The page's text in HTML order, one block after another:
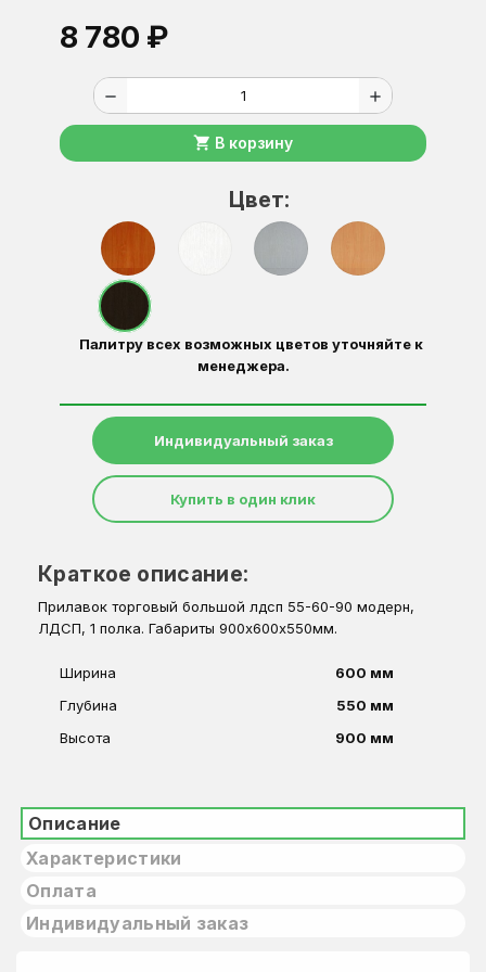
8 780 ₽
remove add
shopping_cart В корзину
Цвет:
Палитру всех возможных цветов уточняйте к
менеджера.
Индивидуальный заказ
Купить в один клик
Краткое описание:
Прилавок торговый большой лдсп 55-60-90 модерн,
ЛДСП, 1 полка. Габариты 900х600х550мм.
Ширина
600 мм
Глубина
550 мм
Высота
900 мм
Описание
Характеристики
Оплата
Индивидуальный заказ